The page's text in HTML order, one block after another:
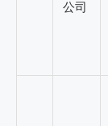
公司